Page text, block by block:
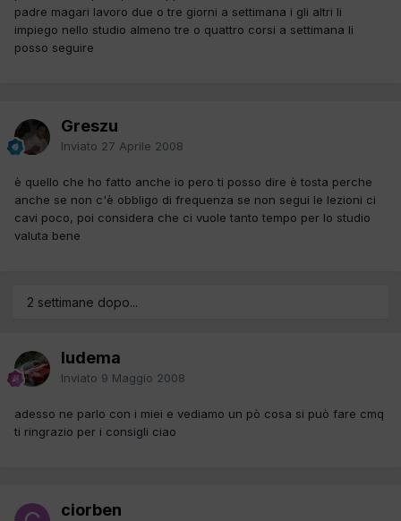
padre magari lavoro due o tre giorni a settimana i gli altri li
impiego nello studio almeno tre o quattro corsi a settimana li
posso seguire
Greszu
Inviato 27 Aprile 2008
è quello che ho fatto anche io pero ti posso dire è tosta perche
anche se non c'è obbligo di frequenza se non segui le lezioni ci
cavi poco, poi considera che ci vuole tanto tempo per lo studio
valuta bene
2 settimane dopo...
ludema
Inviato 9 Maggio 2008
adesso ne parlo con i miei e vediamo un pò cosa si può fare cmq
ti ringrazio per i consigli ciao
ciorben